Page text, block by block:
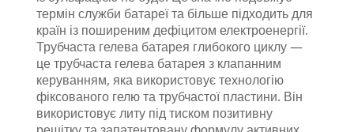
термін служби батареї та більше підходить для
країн із поширеним дефіцитом електроенергії.
Трубчаста гелева батарея глибокого циклу —
це трубчаста гелева батарея з клапанним
керуванням, яка використовує технологію
фіксованого гелю та трубчастої пластини. Він
використовує литу під тиском позитивну